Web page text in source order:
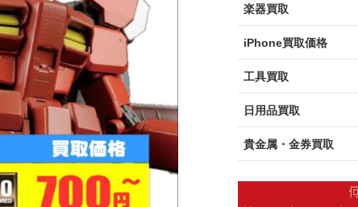
楽器買取
iPhone買取価格
工具買取
日用品買取
貴金属・金券買取